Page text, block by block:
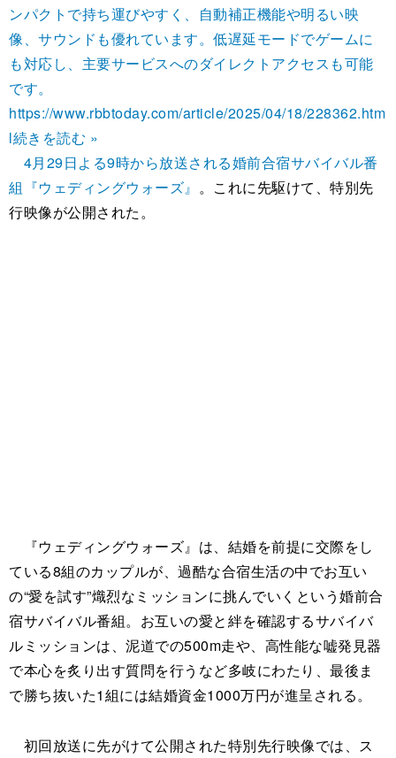
ンパクトで持ち運びやすく、自動補正機能や明るい映
像、サウンドも優れています。低遅延モードでゲームに
も対応し、主要サービスへのダイレクトアクセスも可能
です。
https://www.rbbtoday.com/article/2025/04/18/228362.htm
l続きを読む »
4月29日よる9時から放送される婚前合宿サバイバル番
組『ウェディングウォーズ』 。これに先駆けて、特別先
行映像が公開された。
『ウェディングウォーズ』は、結婚を前提に交際をし
ている8組のカップルが、過酷な合宿生活の中でお互い
の“愛を試す”熾烈なミッションに挑んでいくという婚前合
宿サバイバル番組。お互いの愛と絆を確認するサバイバ
ルミッションは、泥道での500m走や、高性能な嘘発見器
で本心を炙り出す質問を行うなど多岐にわたり、最後ま
で勝ち抜いた1組には結婚資金1000万円が進呈される。
初回放送に先がけて公開された特別先行映像では、ス